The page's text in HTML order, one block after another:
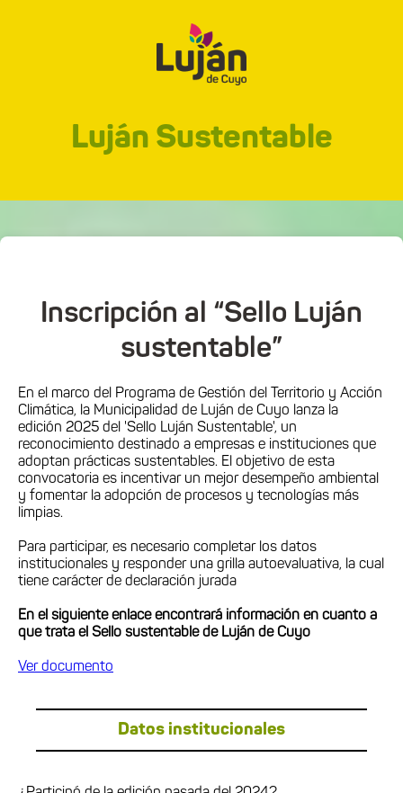
Luján Sustentable
Inscripción al “Sello Luján
sustentable”
En el marco del Programa de Gestión del Territorio y Acción
Climática, la Municipalidad de Luján de Cuyo lanza la
edición 2025 del 'Sello Luján Sustentable', un
reconocimiento destinado a empresas e instituciones que
adoptan prácticas sustentables. El objetivo de esta
convocatoria es incentivar un mejor desempeño ambiental
y fomentar la adopción de procesos y tecnologías más
limpias.
Para participar, es necesario completar los datos
institucionales y responder una grilla autoevaluativa, la cual
tiene carácter de declaración jurada
En el siguiente enlace encontrará información en cuanto a
que trata el Sello sustentable de Luján de Cuyo
Ver documento
Datos institucionales